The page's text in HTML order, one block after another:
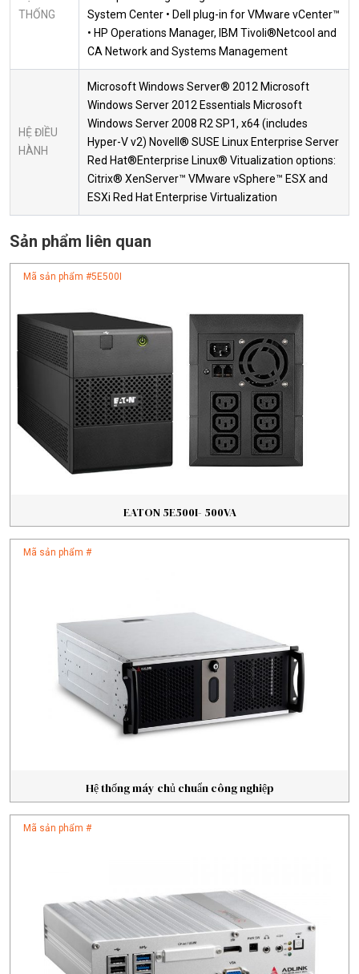
THỐNG
System Center • Dell plug-in for VMware vCenter™
• HP Operations Manager, IBM Tivoli®Netcool and
CA Network and Systems Management
HỆ ĐIỀU
HÀNH
Microsoft Windows Server® 2012 Microsoft
Windows Server 2012 Essentials Microsoft
Windows Server 2008 R2 SP1, x64 (includes
Hyper-V v2) Novell® SUSE Linux Enterprise Server
Red Hat®Enterprise Linux® Vitualization options:
Citrix® XenServer™ VMware vSphere™ ESX and
ESXi Red Hat Enterprise Virtualization
Sản phẩm liên quan
Mã sản phẩm #5E500I
EATON 5E500I- 500VA
Mã sản phẩm #
Hệ thống máy chủ chuẩn công nghiệp
Mã sản phẩm #